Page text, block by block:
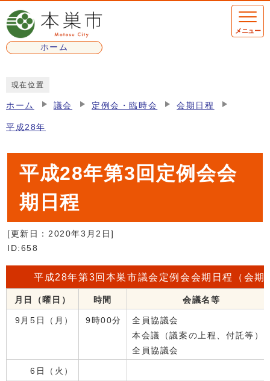
ページの先頭です
ホーム
メニュー
現在位置
ホーム 議会 定例会・臨時会 会期日程
平成28年
平成28年第3回定例会会
期日程
[更新日： 2020年3月2日]
ID:658
平成28年第3回本巣市議会定例会会期日程（会期
月日（曜日） 時間 会議名等
9月5日（月） 9時00分
全員協議会
本会議（議案の上程、付託等）
全員協議会
6日（火）